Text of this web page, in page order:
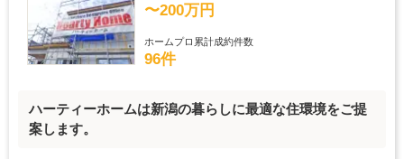
〜200万円
ホームプロ累計成約件数
96件
ハーティーホームは新潟の暮らしに最適な住環境をご提
案します。